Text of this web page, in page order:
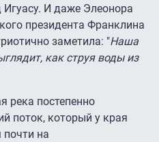
И даже Элеонора
президента Франклина
заметила: "Наша
как струя воды из
река постепенно
поток, который у края
почти на